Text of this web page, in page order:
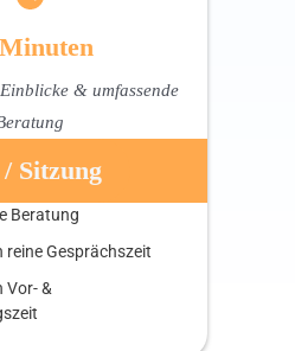
& umfassende
/ Sitzung
Beratung
reine Gesprächszeit
Vor- &